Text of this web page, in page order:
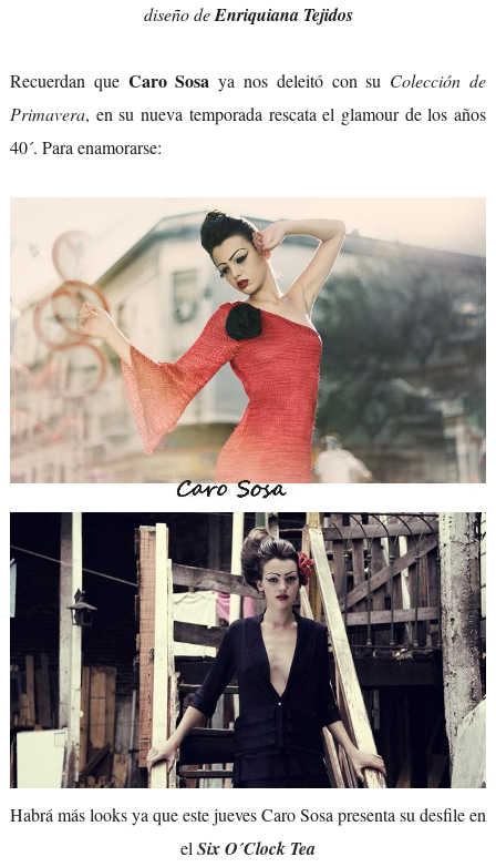
diseño deEnriquiana Tejidos
Recuerdan que Caro Sosa ya nos deleitó con su Colección de
Primavera, en su nueva temporada rescata el glamour de los años
40´. Para enamorarse:
Habrá más looks ya que este jueves Caro Sosa presenta su desfile en
el Six O´Clock Tea